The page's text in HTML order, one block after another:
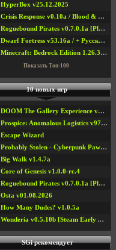
HyperBox v25.12.2025
Crisis Response v0.10a / Blood & Bullet
Roguebound Pirates v0.7.0.1a [Playtest]
Dwarf Fortress v53.16a / + Русская Версия v50.12a
Minecraft: Bedrock Edition 1.26.33.1a / + TLauncher v2.89
Показать Топ-100
10 новых игр
DOOM The Gallery Experience v1.4.2
Prospice: Anomalous Logistics v97 [Playtest]
Escape Wizard
Probably Stolen - Cyberpunk Pawnshop Simulator v048c [Playtest]
Big Walk v1.4.7a
Core of Genesis v1.0.0-rc.4
Roguebound Pirates v0.7.0.1a [Playtest]
Osta v01.08.2026
How Many Dudes? v1.0.5a
Wonderia v0.5.10b [Steam Early Access]
SGi рекомендует